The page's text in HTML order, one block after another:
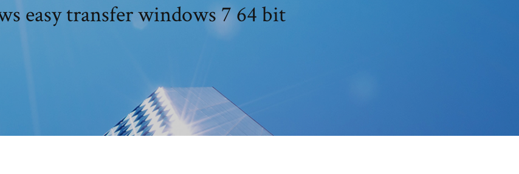
easy transfer windows 7 64 bit